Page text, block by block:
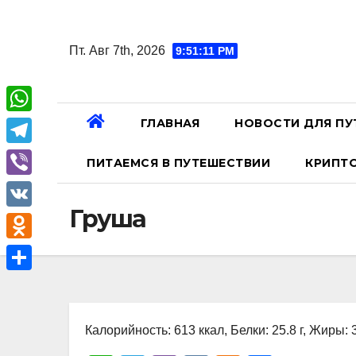
содержанию
Пт. Авг 7th, 2026 9:51:12 PM
ГЛАВНАЯ НОВОСТИ ДЛЯ
ПИТАЕМСЯ В ПУТЕШЕСТВИИ
Груша
Калорийность: 613 ккал, Белки: 25.8 г, Жиры:
W
h
a
A
T
e
l
e
g
V
i
b
e
V
K
O